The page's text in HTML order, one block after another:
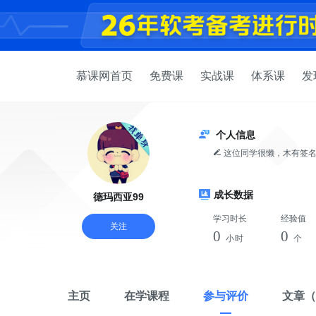
慕课网首页 免费课 实战课 体系课 发
德玛西亚99
关注
个人信息
这位同学很懒，木有签
成长数据
学习时长
0 小时
经验值
0 个
主页 在学课程 参与评价 文章